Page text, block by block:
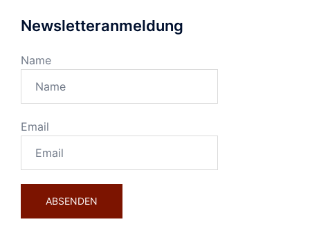
Newsletteranmeldung
Name
Email